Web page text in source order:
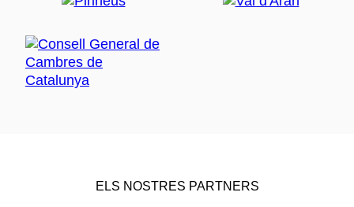
ELS NOSTRES PARTNERS